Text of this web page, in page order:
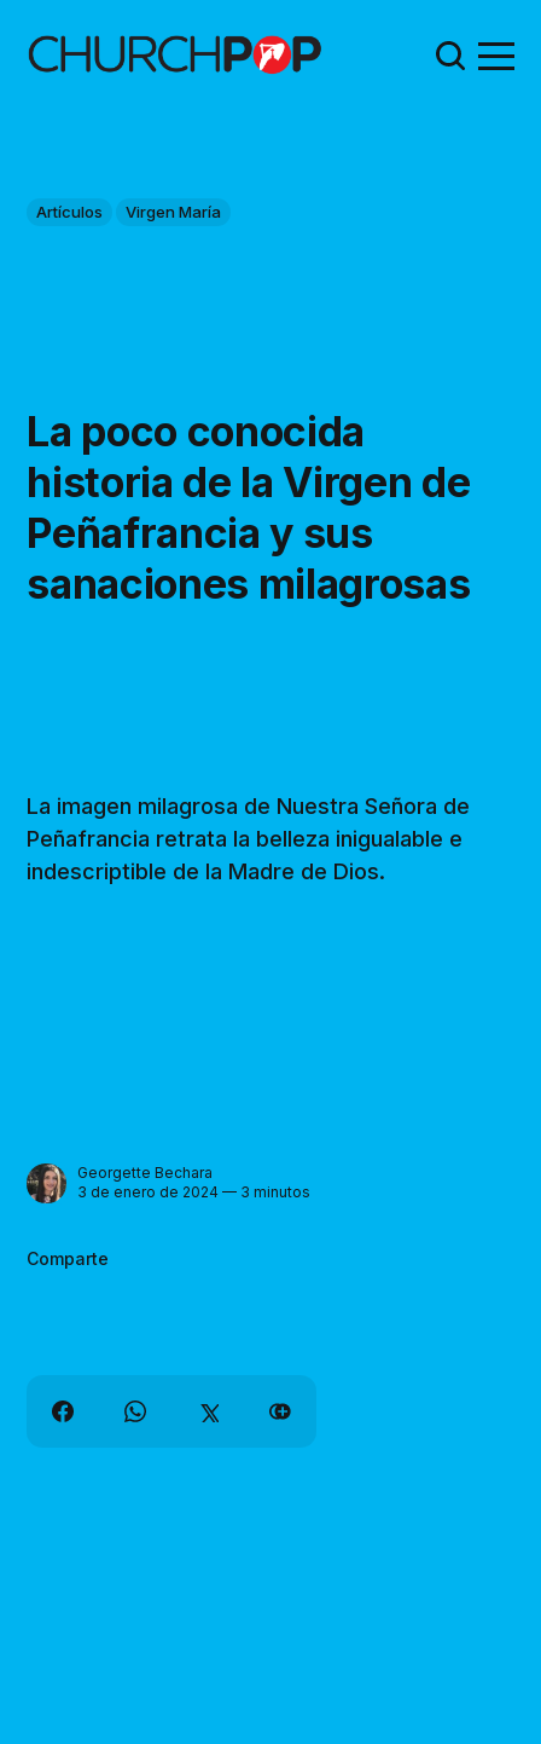
Artículos Virgen María
La poco conocida
historia de la Virgen de
Peñafrancia y sus
sanaciones milagrosas
La imagen milagrosa de Nuestra Señora de
Peñafrancia retrata la belleza inigualable e
indescriptible de la Madre de Dios.
Georgette Bechara
3 de enero de 2024 — 3 minutos
Comparte